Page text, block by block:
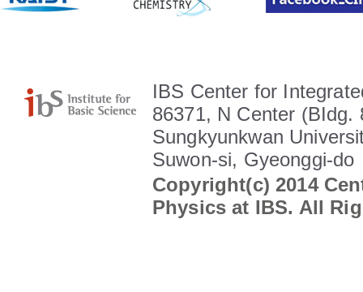
IBS Center for
86371, N Center (BIdg.
Sungkyunkwan
Suwon-si, Gyeonggi-do
Copyright(c) 2014
Physics at IBS. All